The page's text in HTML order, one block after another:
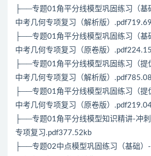
├──专题01角平分线模型巩固练习（
中考几何专项复习（解析版）
├──专题01角平分线模型巩固练习（
中考几何专项复习（原卷版）
├──专题01角平分线模型巩固练习（
中考几何专项复习（解析版）
├──专题01角平分线模型巩固练习（
中考几何专项复习（原卷版）
├──专题01角平分线模型知识精讲-冲
专项复习.pdf377.52kb
├──专题02中点模型巩固练习（基础）